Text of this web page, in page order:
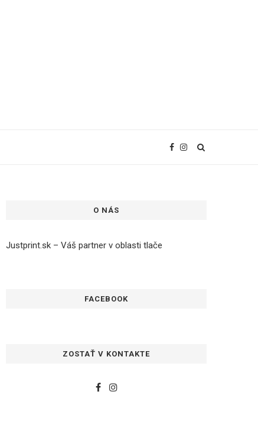
O NÁS
Justprint.sk – Váš partner v oblasti tlače
FACEBOOK
ZOSTAŤ V KONTAKTE